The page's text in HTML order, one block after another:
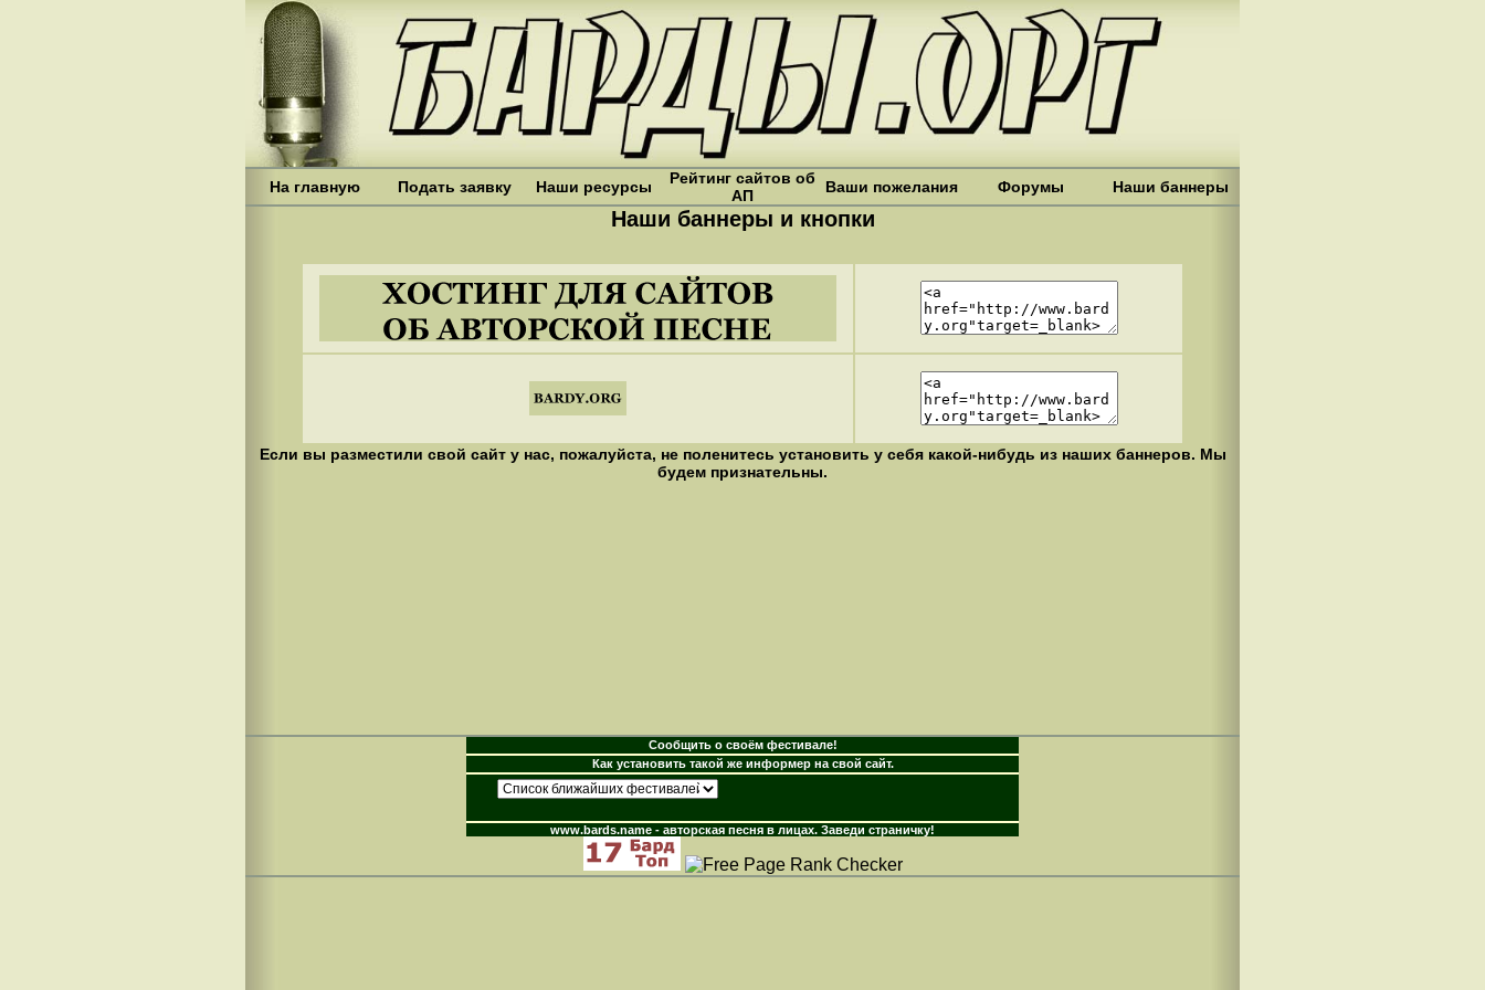
На главную Подать заявку Наши ресурсы
Рейтинг сайтов об
АП
Ваши пожелания Форумы Наши баннеры
Наши баннеры и кнопки
Если вы разместили свой сайт у нас, пожалуйста, не поленитесь установить у себя какой-нибудь из наших баннеров. Мы
будем признательны.